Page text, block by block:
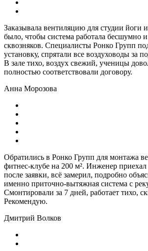
Заказывала вентиляцию для студии йоги
было, чтобы система работала бесшумно и
сквозняков. Специалисты Ронко Групп
установку, спрятали все воздуховоды за
В зале тихо, воздух свежий, ученицы
полностью соответствовали договору.
Анна Морозова
Обратились в Ронко Групп для монтажа
фитнес-клубе на 200 м². Инженер
после заявки, всё замерил, подробно
именно приточно-вытяжная система с
Смонтировали за 7 дней, работает тихо,
Рекомендую.
Дмитрий Волков